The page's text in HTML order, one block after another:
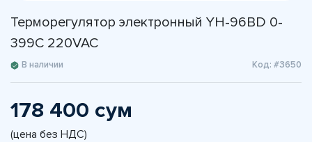
Терморегулятор электронный YH-96BD 0-
399C 220VAC
В наличии Код: #3650
178 400 сум
(цена без НДС)